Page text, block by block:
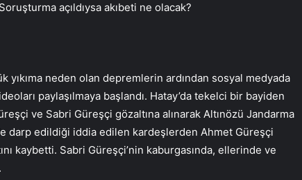
açıldıysa akıbeti ne olacak?
yıkıma neden olan depremlerin ardından sosyal medyada
paylaşılmaya başlandı. Hatay’da tekelci bir bayiden
ve Sabri Güreşçi gözaltına alınarak Altınözü Jandarma
darp edildiği iddia edilen kardeşlerden Ahmet Güreşçi
kaybetti. Sabri Güreşçi’nin kaburgasında, ellerinde ve